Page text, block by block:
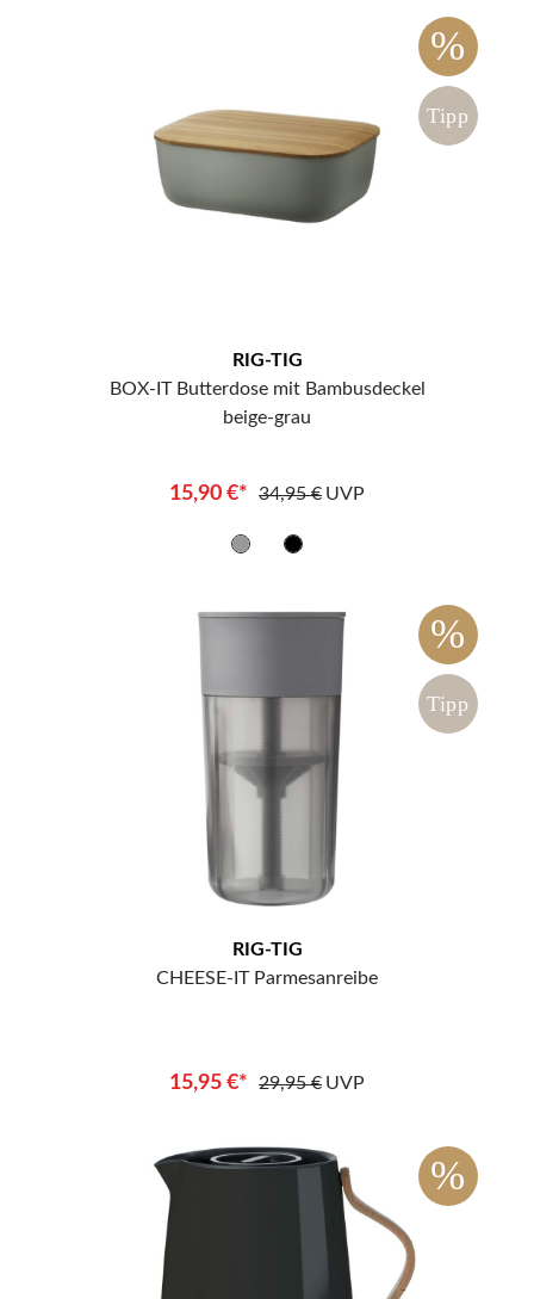
%
Tipp
RIG-TIG
BOX-IT Butterdose mit Bambusdeckel
beige-grau
15,90 €* 34,95 € UVP
%
Tipp
RIG-TIG
CHEESE-IT Parmesanreibe
15,95 €* 29,95 € UVP
%